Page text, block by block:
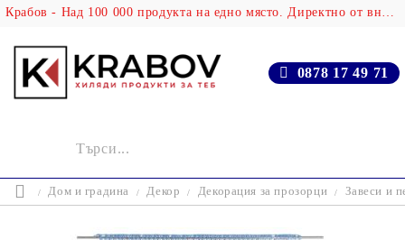
Крабов - Над 100 000 продукта на едно място. Директно от вносителя!
0878 17 49 71
Дом и градина Декор Декорация за прозорци Завеси и